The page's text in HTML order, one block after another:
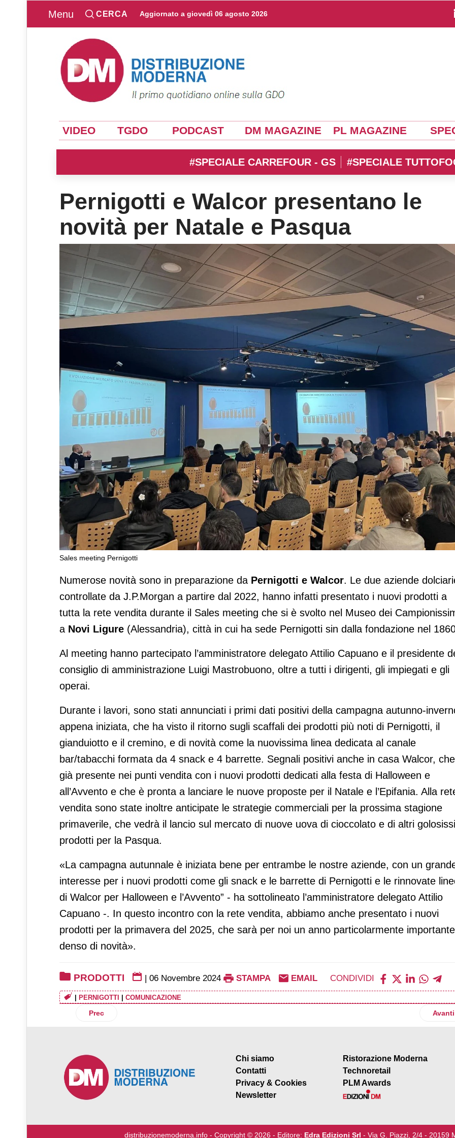
Menu CERCA Aggiornato a giovedì 06 agosto 2026
VIDEO TGDO PODCAST DM MAGAZINE PL MAGAZINE
#SPECIALE CARREFOUR - GS #SPECIALE
Pernigotti e Walcor presentano le
novità per Natale e Pasqua
Sales meeting Pernigotti
Pernigotti e Walcor presentano le novità per Natale e Pasqua
Numerose novità sono in preparazione da Pernigotti e Walcor. Le due aziende
controllate da J.P.Morgan a partire dal 2022, hanno infatti presentato i nuovi prodotti a
tutta la rete vendita durante il Sales meeting che si è svolto nel Museo dei
a Novi Ligure (Alessandria), città in cui ha sede Pernigotti sin dalla fondazione nel
Al meeting hanno partecipato l’amministratore delegato Attilio Capuano e il presidente
consiglio di amministrazione Luigi Mastrobuono, oltre a tutti i dirigenti, gli impiegati e gli
operai.
Durante i lavori, sono stati annunciati i primi dati positivi della campagna autunno-
appena iniziata, che ha visto il ritorno sugli scaffali dei prodotti più noti di Pernigotti, il
gianduiotto e il cremino, e di novità come la nuovissima linea dedicata al canale
bar/tabacchi formata da 4 snack e 4 barrette. Segnali positivi anche in casa Walcor,
già presente nei punti vendita con i nuovi prodotti dedicati alla festa di Halloween e
all’Avvento e che è pronta a lanciare le nuove proposte per il Natale e l’Epifania. Alla
vendita sono state inoltre anticipate le strategie commerciali per la prossima stagione
primaverile, che vedrà il lancio sul mercato di nuove uova di cioccolato e di altri
prodotti per la Pasqua.
«La campagna autunnale è iniziata bene per entrambe le nostre aziende, con un
interesse per i nuovi prodotti come gli snack e le barrette di Pernigotti e le rinnovate
di Walcor per Halloween e l’Avvento” - ha sottolineato l’amministratore delegato Attilio
Capuano -. In questo incontro con la rete vendita, abbiamo anche presentato i nuovi
prodotti per la primavera del 2025, che sarà per noi un anno particolarmente
denso di novità».
PRODOTTI | 06 Novembre 2024 STAMPA EMAIL CONDIVIDI
PERNIGOTTI COMUNICAZIONE
Articolo precedente: Mila presenta il nuovo Skyr cheesecake al limone
Prec Avanti
Chi siamo
Contatti
Privacy & Cookies
Newsletter
Ristorazione Moderna
Technoretail
PLM Awards
distribuzionemoderna.info - Copyright © 2026 - Editore: Edra Edizioni Srl - Via G. Piazzi, 2/4 - 20159